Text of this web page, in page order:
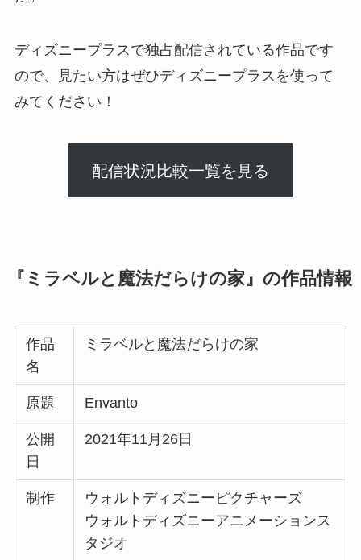
ディズニープラスで独占配信されている作品です
ので、見たい方はぜひディズニープラスを使って
みてください！
配信状況比較一覧を見る
『ミラベルと魔法だらけの家』の作品情報
作品
名
ミラベルと魔法だらけの家
原題 Envanto
公開
日
2021年11月26日
制作
ウォルトディズニーピクチャーズ
ウォルトディズニーアニメーションス
タジオ